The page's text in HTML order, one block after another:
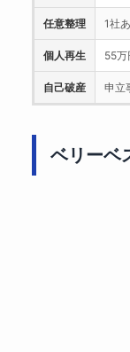
任意整理 1社
個人再生 55万
自己破産 申立
ベリーベ